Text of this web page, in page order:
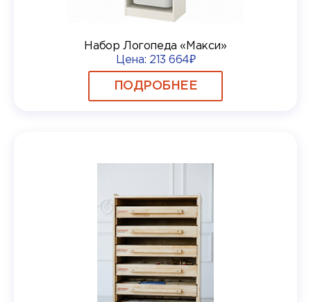
Набор Логопеда «Макси»
Цена: 213 664₽
ПОДРОБНЕЕ